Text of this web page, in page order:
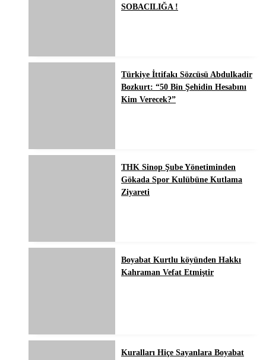
SOBACILIĞA !
Türkiye İttifakı Sözcüsü Abdulkadir
Bozkurt: “50 Bin Şehidin Hesabını
Kim Verecek?”
THK Sinop Şube Yönetiminden
Gökada Spor Kulübüne Kutlama
Ziyareti
Boyabat Kurtlu köyünden Hakkı
Kahraman Vefat Etmiştir
Kuralları Hiçe Sayanlara Boyabat